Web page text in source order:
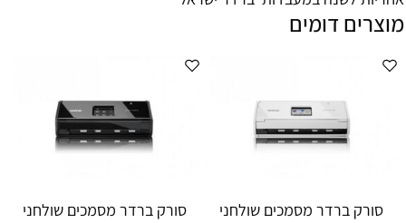
מוצרים דומים
סורק ברדר מסמכים שולחני
סורק ברדר מסמכים שולחני